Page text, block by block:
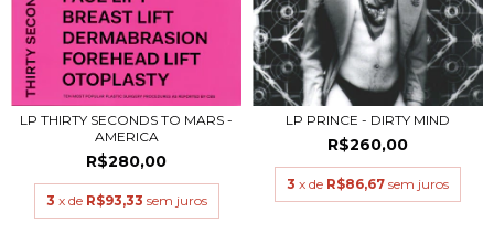
LP THIRTY SECONDS TO MARS -
AMERICA
R$280,00
3 x de R$93,33 sem juros
LP PRINCE - DIRTY MIND
R$260,00
3 x de R$86,67 sem juros